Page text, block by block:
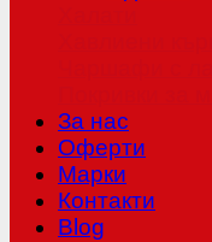
За нас
Оферти
Mарки
Контакти
Blog